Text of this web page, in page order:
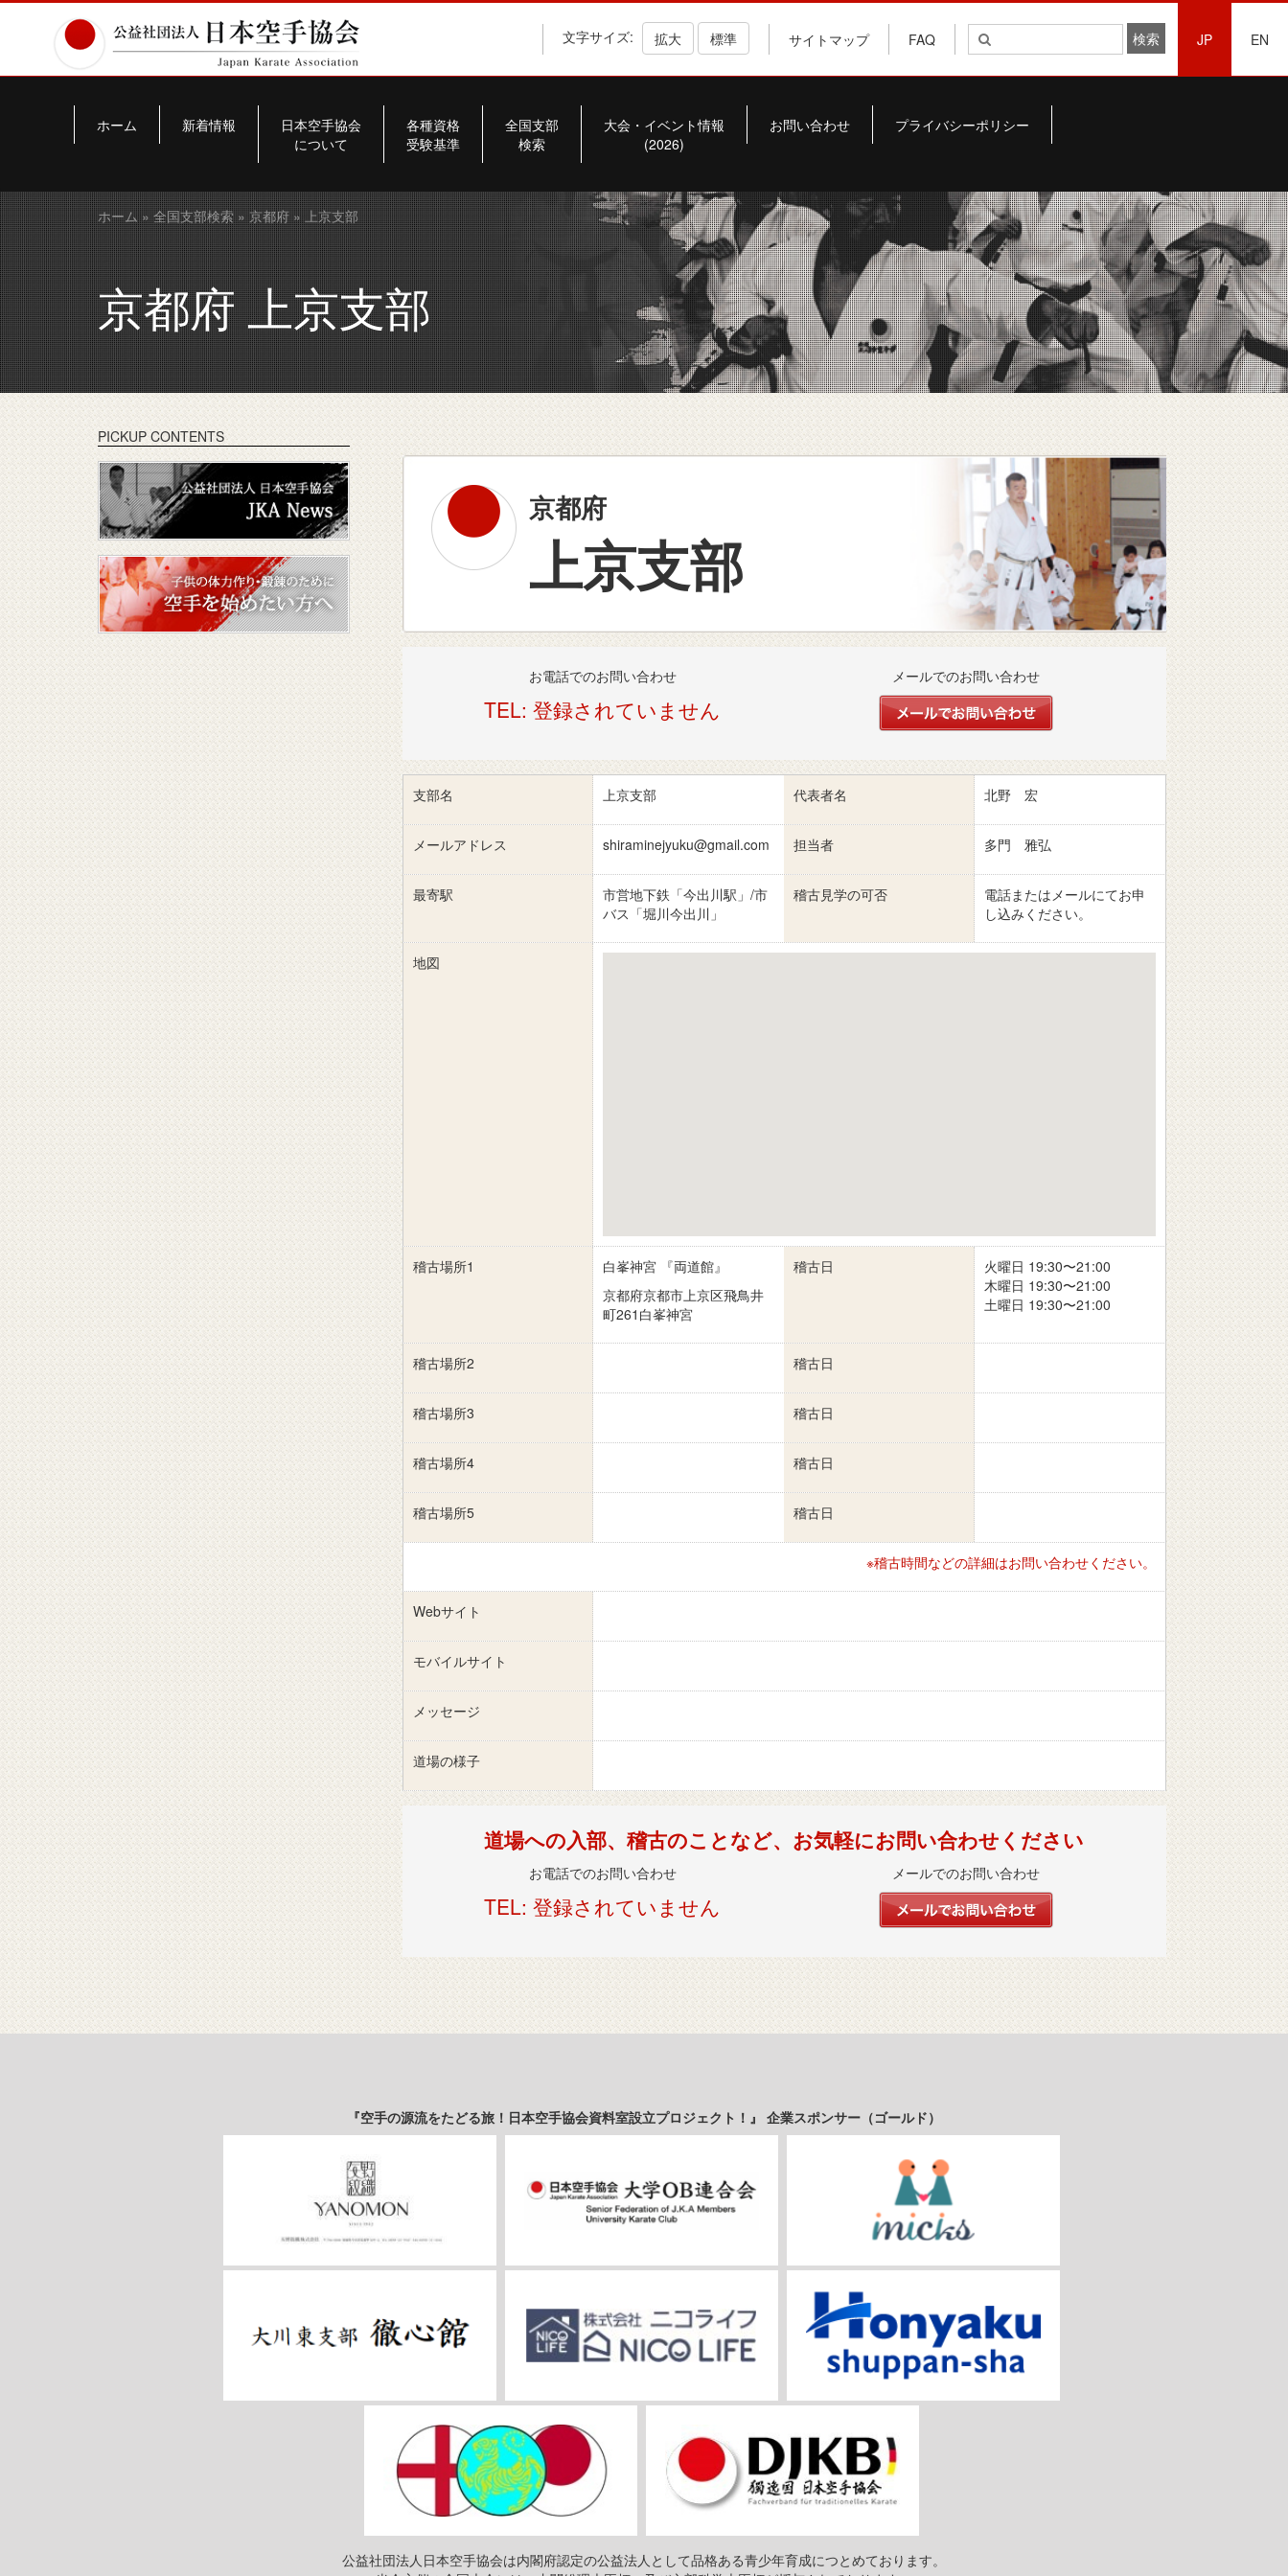
文字サイズ: 拡大 標準 サイトマップ FAQ JP EN
ホーム 新着情報
日本空手協会
について
各種資格
受験基準
全国支部
検索
大会・イベント情報
(2026)
お問い合わせ プライバシーポリシー
ホーム»全国支部検索»京都府» 上京支部
京都府 上京支部
京都府
上京支部
お電話でのお問い合わせ
TEL: 登録されていません
メールでのお問い合わせ
支部名 上京支部 代表者名 北野 宏
メールアドレス shiraminejyuku@gmail.com 担当者 多門 雅弘
最寄駅
市営地下鉄「今出川駅」/市
バス「堀川今出川」
稽古見学の可否
電話またはメールにてお申
し込みください。
地図
稽古場所1
白峯神宮 『両道館』
京都府京都市上京区飛鳥井
町261白峯神宮
稽古日
火曜日 19:30〜21:00
木曜日 19:30〜21:00
土曜日 19:30〜21:00
稽古場所2 稽古日
稽古場所3 稽古日
稽古場所4 稽古日
稽古場所5 稽古日
※稽古時間などの詳細はお問い合わせください。
Webサイト
モバイルサイト
メッセージ
道場の様子
道場への入部、稽古のことなど、お気軽にお問い合わせください
お電話でのお問い合わせ
TEL: 登録されていません
メールでのお問い合わせ
PICKUP CONTENTS
『空手の源流をたどる旅！日本空手協会資料室設立プロジェクト！』 企業スポンサー（ゴールド）
公益社団法人日本空手協会は内閣府認定の公益法人として品格ある青少年育成につとめております。